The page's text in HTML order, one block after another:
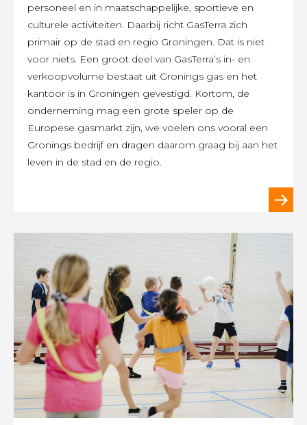
personeel en in maatschappelijke, sportieve en
culturele activiteiten. Daarbij richt GasTerra zich
primair op de stad en regio Groningen. Dat is niet
voor niets. Een groot deel van GasTerra’s in- en
verkoopvolume bestaat uit Gronings gas en het
kantoor is in Groningen gevestigd. Kortom, de
onderneming mag een grote speler op de
Europese gasmarkt zijn, we voelen ons vooral een
Gronings bedrijf en dragen daarom graag bij aan het
leven in de stad en de regio.